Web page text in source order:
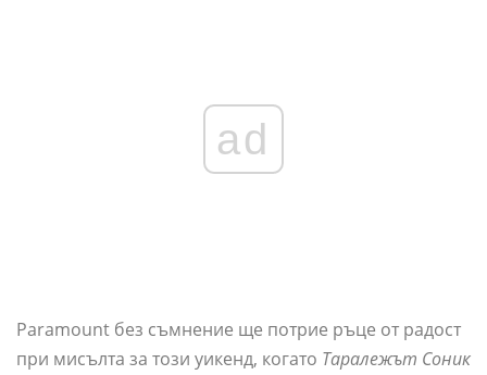
ad
Paramount без съмнение ще потрие ръце от радост
при мисълта за този уикенд, когато Таралежът Соник